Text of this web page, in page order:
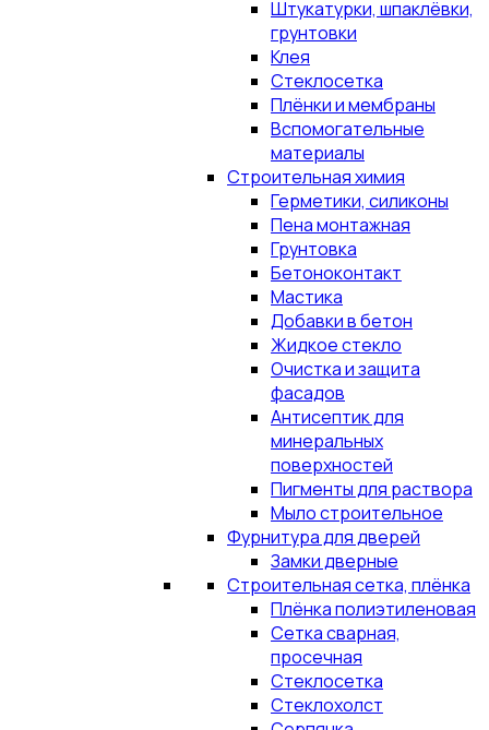
Штукатурки, шпаклёвки,
грунтовки
Клея
Стеклосетка
Плёнки и мембраны
Вспомогательные
материалы
Строительная химия
Герметики, силиконы
Пена монтажная
Грунтовка
Бетоноконтакт
Мастика
Добавки в бетон
Жидкое стекло
Очистка и защита
фасадов
Антисептик для
минеральных
поверхностей
Пигменты для раствора
Мыло строительное
Фурнитура для дверей
Замки дверные
Строительная сетка, плёнка
Плёнка полиэтиленовая
Сетка сварная,
просечная
Стеклосетка
Стеклохолст